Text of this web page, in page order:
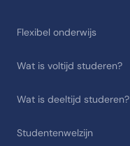
Flexibel onderwijs
Wat is voltijd studeren?
Wat is deeltijd studeren?
Studentenwelzijn